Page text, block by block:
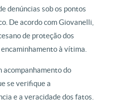
denúncias sob os pontos
De acordo com Giovanelli,
de proteção dos
à vítima.
acompanhamento do
se verifique a
e a veracidade dos fatos.